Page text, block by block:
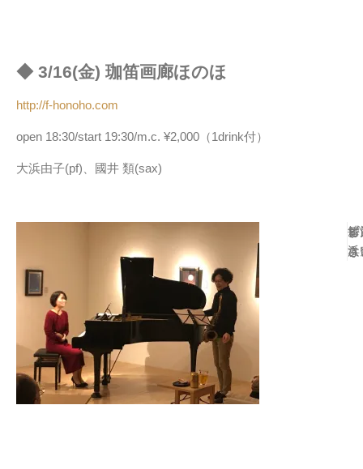
◆ 3/16(金) 珈笛画廊ほのほ
http://f-honoho.com
open 18:30/start 19:30/m.c. ¥2,000（1drink付）
大浜由子(pf)、國井 類(sax)
ピ
ず
浜
ジ
「
き
毎
な
お
さ